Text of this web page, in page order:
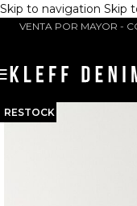
Skip to navigation Skip
VENTA POR MAYOR -
RESTOCK